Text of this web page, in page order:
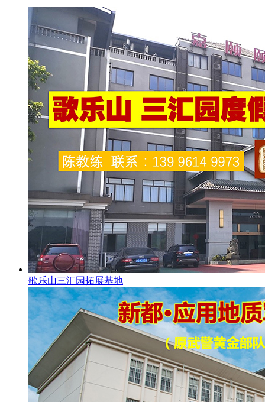
歌乐山三汇园拓展基地